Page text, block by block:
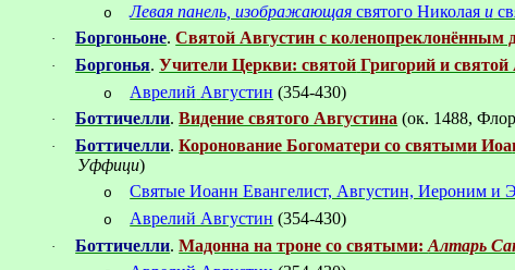
o Левая панель, изображающаясвятого Николаяи
· Боргоньоне.Святой Августин с коленопреклонённым
· Боргонья.Учители Церкви: святой Григорий и святой
o Аврелий Августин (354-430)
· Боттичелли.Видение святого Августина (ок. 1488,
· Боттичелли.Коронование Богоматери со святыми Иоа
Уффици)
o Святые Иоанн Евангелист, Августин, Иероним и
o Аврелий Августин (354-430)
· Боттичелли.Мадонна на троне со святыми:Алтарь